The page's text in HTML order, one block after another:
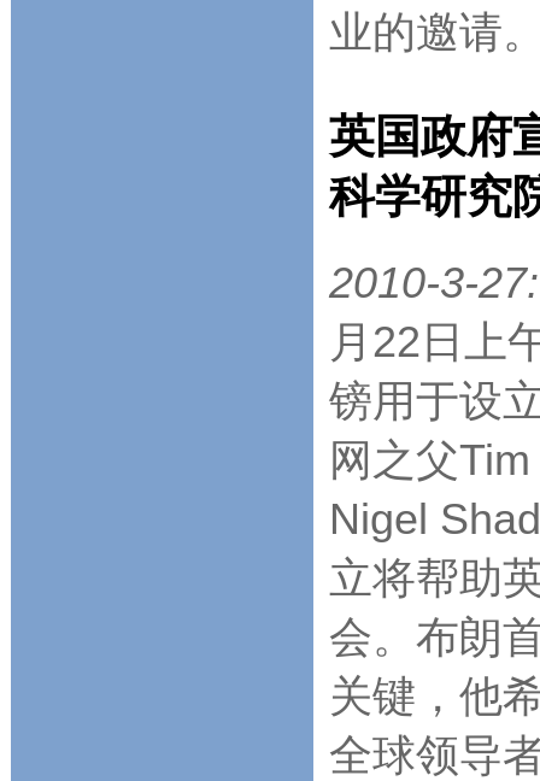
业的邀请
英国政府
科学研究
2010-3-27:
月22日上
镑用于设
网之父
Nigel
立将帮助
会。布朗
关键，他
全球领导